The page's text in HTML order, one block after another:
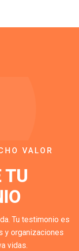
VALOR
TU
Tu testimonio es
y organizaciones
vidas.